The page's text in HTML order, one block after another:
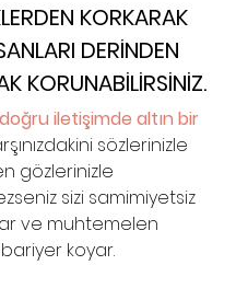
KORKARAK
DERİNDEN
KORUNABİLİRSİNİZ.
iletişimde altın bir
sözlerinizle
gözlerinizle
sizi samimiyetsiz
ve muhtemelen
koyar.